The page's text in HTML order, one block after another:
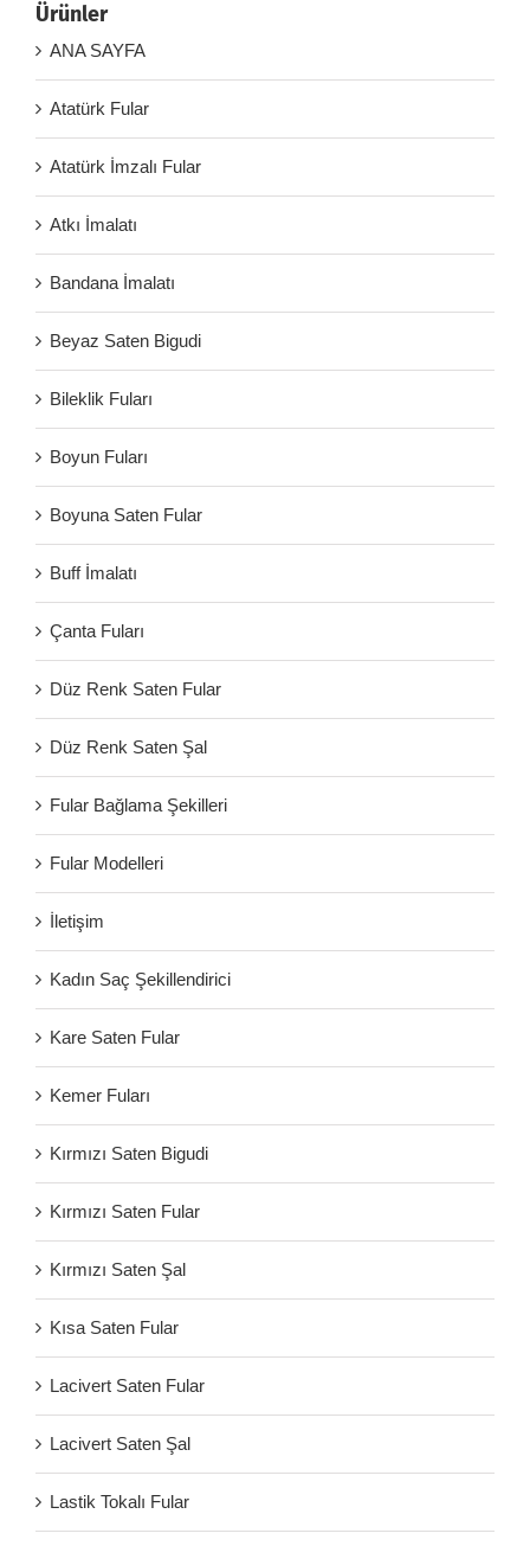
Ürünler
ANA SAYFA
Atatürk Fular
Atatürk İmzalı Fular
Atkı İmalatı
Bandana İmalatı
Beyaz Saten Bigudi
Bileklik Fuları
Boyun Fuları
Boyuna Saten Fular
Buff İmalatı
Çanta Fuları
Düz Renk Saten Fular
Düz Renk Saten Şal
Fular Bağlama Şekilleri
Fular Modelleri
İletişim
Kadın Saç Şekillendirici
Kare Saten Fular
Kemer Fuları
Kırmızı Saten Bigudi
Kırmızı Saten Fular
Kırmızı Saten Şal
Kısa Saten Fular
Lacivert Saten Fular
Lacivert Saten Şal
Lastik Tokalı Fular